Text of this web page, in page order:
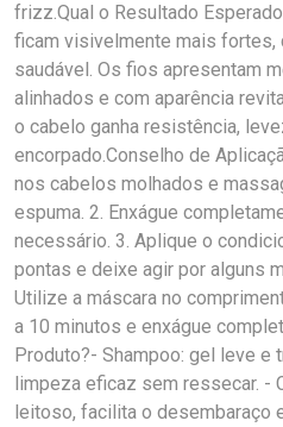
frizz.Qual o Resultado
ficam visivelmente mais fortes,
saudável. Os fios apresentam
alinhados e com aparência
o cabelo ganha resistência,
encorpado.Conselho de
nos cabelos molhados e
espuma. 2. Enxágue
necessário. 3. Aplique o
pontas e deixe agir por alguns
Utilize a máscara no
a 10 minutos e enxágue
Produto?- Shampoo: gel leve e
limpeza eficaz sem ressecar. -
leitoso, facilita o desembaraço